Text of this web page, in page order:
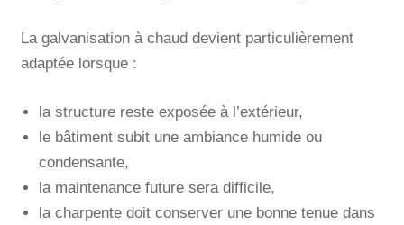
La galvanisation à chaud devient particulièrement
adaptée lorsque :
la structure reste exposée à l’extérieur,
le bâtiment subit une ambiance humide ou
condensante,
la maintenance future sera difficile,
la charpente doit conserver une bonne tenue dans